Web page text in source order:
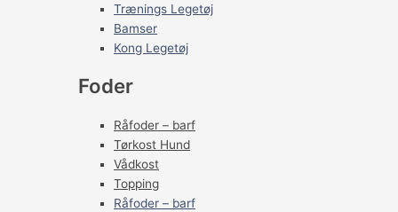
Trænings Legetøj
Bamser
Kong Legetøj
Foder
Råfoder – barf
Tørkost Hund
Vådkost
Topping
Råfoder – barf